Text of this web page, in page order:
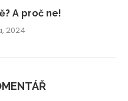
A proč ne!
2024